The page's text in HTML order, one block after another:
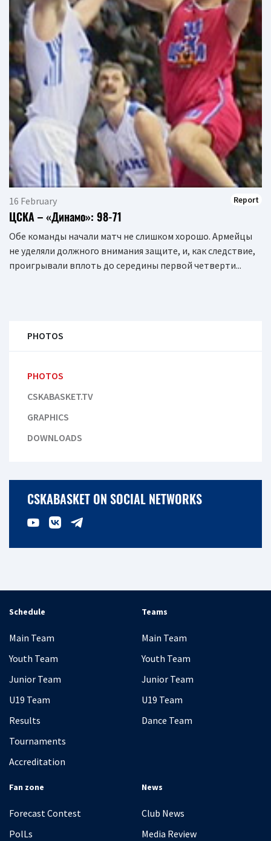
16 February Report
ЦСКА – «Динамо»: 98-71
Обе команды начали матч не слишком хорошо. Армейцы
не уделяли должного внимания защите, и, как следствие,
проигрывали вплоть до середины первой четверти...
PHOTOS
PHOTOS
CSKABASKET.TV
GRAPHICS
DOWNLOADS
CSKABASKET ON SOCIAL NETWORKS
Schedule
Main Team
Youth Team
Junior Team
U19 Team
Results
Tournaments
Accreditation
Teams
Main Team
Youth Team
Junior Team
U19 Team
Dance Team
Fan zone
Forecast Contest
PolLs
News
Club News
Media Review